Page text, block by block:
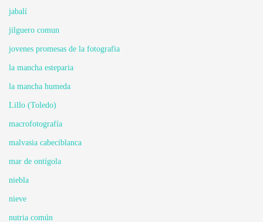
jabalí
jilguero comun
jovenes promesas de la fotografia
la mancha esteparia
la mancha humeda
Lillo (Toledo)
macrofotografía
malvasia cabeciblanca
mar de ontígola
niebla
nieve
nutria común